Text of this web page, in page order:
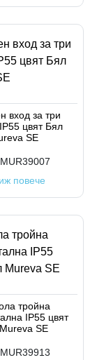
вход за три
цвят Бял
SE
MUR39007
повече
тройна
IP55 цвят
SE
MUR39913